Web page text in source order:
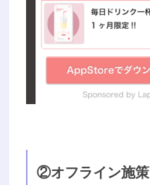
②オフライン施策